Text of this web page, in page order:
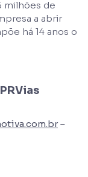
milhões de
a abrir
há 14 anos o
–